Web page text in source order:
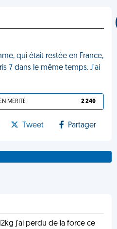
qui était restée en France,
7 dans le même temps. J'ai
MÉRITÉ 2 240
Tweet Partager
j'ai perdu de la force ce